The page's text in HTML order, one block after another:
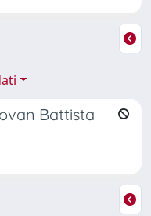
Battista